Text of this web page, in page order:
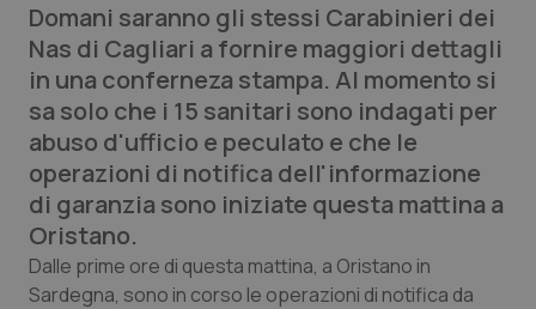
QS Pro
Professionisti Sanitari.AI
Abruzzo
Basilicata
Calabria
QS Pro Gold
Artrite & artrosi
Asma & BPCO
QS Club Newsletter
Domani saranno gli stessi Carabinieri dei
Nas di Cagliari a fornire maggiori dettagli
in una conferneza stampa. Al momento si
sa solo che i 15 sanitari sono indagati per
abuso d'ufficio e peculato e che le
operazioni di notifica dell'informazione
di garanzia sono iniziate questa mattina a
Oristano.
Dalle prime ore di questa mattina, a Oristano in
Sardegna, sono in corso le operazioni di notifica da